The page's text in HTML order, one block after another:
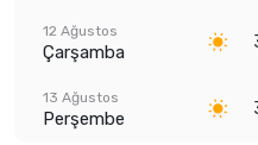
12 Ağustos
Çarşamba
13 Ağustos
Perşembe